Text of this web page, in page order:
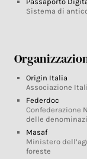
Sistema di
Origin Italia
Associazione
Federdoc
Confederazione
delle
Masaf
Ministero
foreste